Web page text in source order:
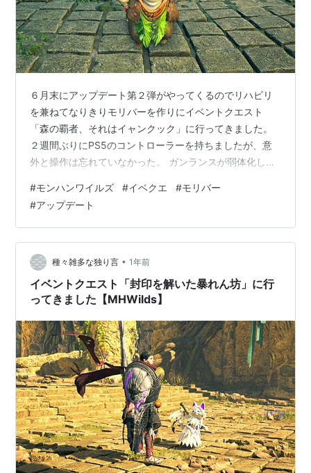
６月末にアップデート第２弾がやってくるのでリハビリ
を兼ねてなりきりモリバーを作りにイベントクエスト
「森の覇者、それはイャンクック」に行ってきました。
２週間ぶりにPS5のコントローラーを持ちましたが、意
外と操作は忘れていなかった。 ガンランスが弱体化した
元々、拡散型でフルバーストもよくしているのでダメー
ジは多くなっているような気もしましたが。 イベントク
エスト「森の覇者、それはイャンクック」 なりきりモリ
バーα １回目で２個の素材が得られたので２回行ったら
終わるかなと思って２回行きました。 どうやらセット防
具だったみたいでモリバーのトッテオキ２個…
#モンハンワイルズ #イベクエ #モリバー
#アップデート
種々雑多な独り言 • 1年前
イベントクエスト「封印を解いた暴れん坊」に行
ってきました【MHWilds】